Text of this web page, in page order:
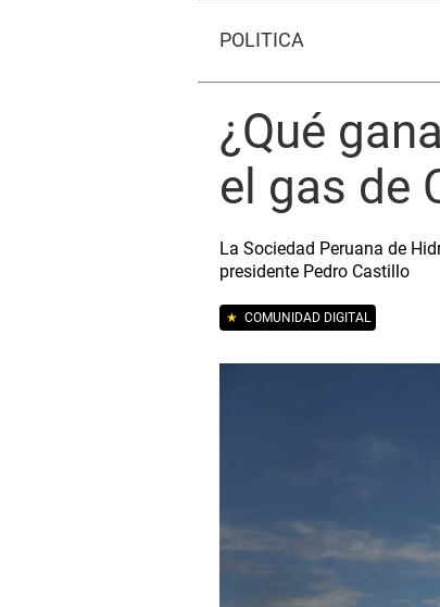
POLÍTICA
¿Qué
el gas de
La Sociedad Peruana de
presidente Pedro Castillo
★ COMUNIDAD DIGITAL